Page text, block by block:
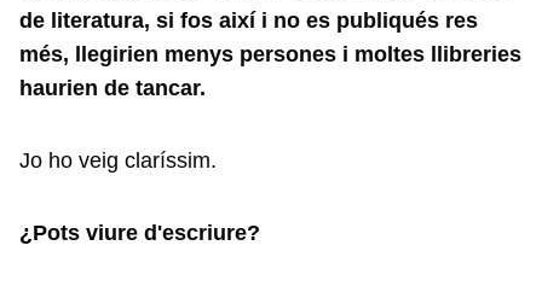
de literatura, si fos així i no es publiqués res
més, llegirien menys persones i moltes llibreries
haurien de tancar.
Jo ho veig claríssim.
¿Pots viure d'escriure?